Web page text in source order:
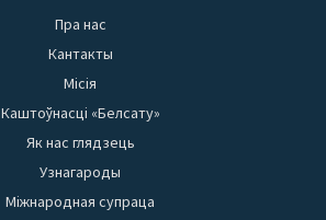
Пра нас
Кантакты
Місія
Каштоўнасці «Белсату»
Як нас глядзець
Узнагароды
Міжнародная супраца